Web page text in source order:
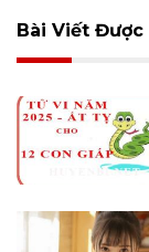
Bài Viết Được